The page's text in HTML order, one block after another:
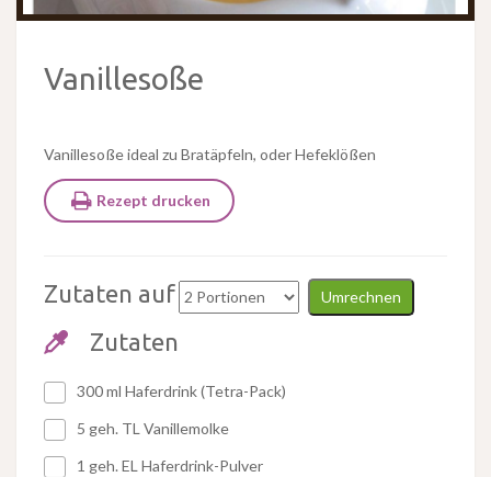
Vanillesoße
Vanillesoße ideal zu Bratäpfeln, oder Hefeklößen
Rezept drucken
Zutaten auf Umrechnen
Zutaten
300 ml Haferdrink (Tetra-Pack)
5 geh. TL Vanillemolke
1 geh. EL Haferdrink-Pulver